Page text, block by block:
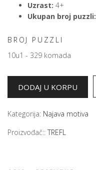
Uzrast: 4+
Ukupan broj puzzli:
BROJ PUZZLI
10u1 - 329 komada
Kategorija: Najava motiva
Proizvođač:: TREFL